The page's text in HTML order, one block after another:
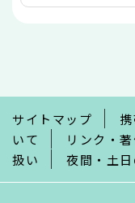
で
サイトマップ
いて
リンク・
扱い
夜間・土